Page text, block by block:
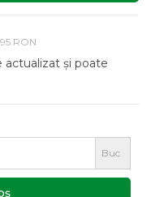
RON
actualizat și poate
Buc